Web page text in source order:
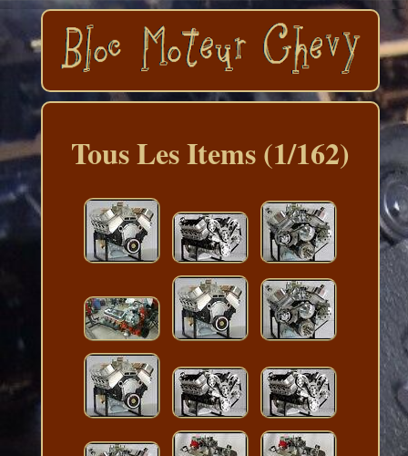
Tous Les Items (1/162)